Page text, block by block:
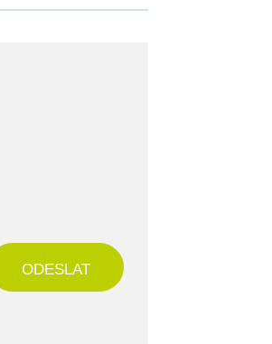
ODESLAT